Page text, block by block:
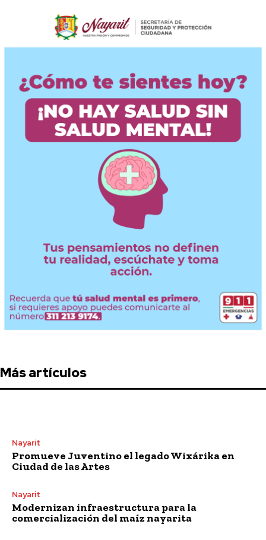
Más artículos
Nayarit
Promueve Juventino el legado Wixárika en
Ciudad de las Artes
Nayarit
Modernizan infraestructura para la
comercialización del maíz nayarita